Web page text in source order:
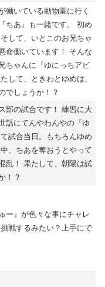
働いている動物園に行く
ちあ』も一緒です。 初め
して、いとこのお兄ちゃ
命働いています！ そんな
ちゃんに『ゆにっちアビ
して、ときわとゆめは、
でしょうか！？
部の試合です！ 練習に大
話にてんやわんやの『ゆ
試合当日。もちろんゆめ
、ちあを奪おうとやって
乱！ 果たして、朝陽は試
！？
ー』が色々な事にチャレ
戦するみたい？上手にで